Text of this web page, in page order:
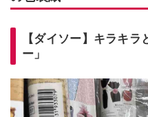
【ダイソー】キラキ
ー」